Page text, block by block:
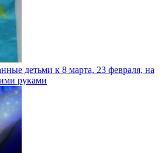
детьми к 8 марта, 23 февраля, на
руками